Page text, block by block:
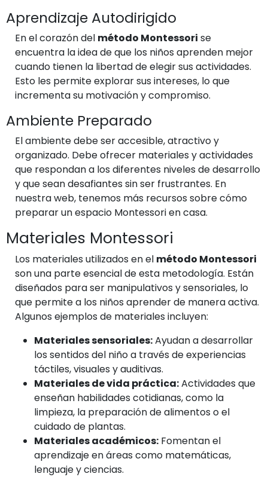
Aprendizaje Autodirigido
En el corazón del método Montessori se
encuentra la idea de que los niños aprenden mejor
cuando tienen la libertad de elegir sus actividades.
Esto les permite explorar sus intereses, lo que
incrementa su motivación y compromiso.
Ambiente Preparado
El ambiente debe ser accesible, atractivo y
organizado. Debe ofrecer materiales y actividades
que respondan a los diferentes niveles de desarrollo
y que sean desafiantes sin ser frustrantes. En
nuestra web, tenemos más recursos sobre cómo
preparar un espacio Montessori en casa.
Materiales Montessori
Los materiales utilizados en el método Montessori
son una parte esencial de esta metodología. Están
diseñados para ser manipulativos y sensoriales, lo
que permite a los niños aprender de manera activa.
Algunos ejemplos de materiales incluyen:
Materiales sensoriales:Ayudan a desarrollar
los sentidos del niño a través de experiencias
táctiles, visuales y auditivas.
Materiales de vida práctica:Actividades que
enseñan habilidades cotidianas, como la
limpieza, la preparación de alimentos o el
cuidado de plantas.
Materiales académicos: Fomentan el
aprendizaje en áreas como matemáticas,
lenguaje y ciencias.